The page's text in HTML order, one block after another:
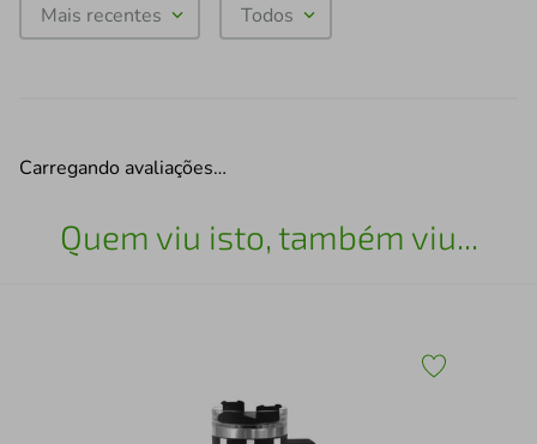
Mais recentes Todos
Carregando avaliações…
Quem viu isto, também viu...